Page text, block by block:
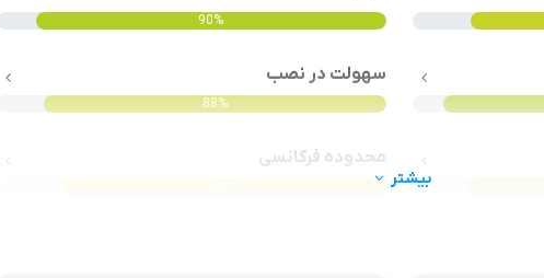
90%
سهولت در نصب
88%
محدوده فرکانسی
بیشتر